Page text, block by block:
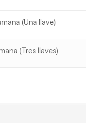
(Una llave)
(Tres llaves)